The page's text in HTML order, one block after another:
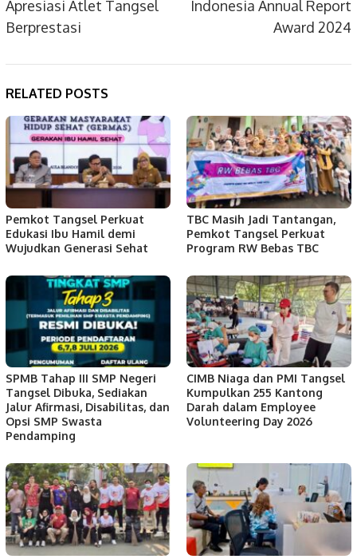
Apresiasi Atlet Tangsel
Berprestasi
Indonesia Annual Report
Award 2024
RELATED POSTS
Pemkot Tangsel Perkuat
Edukasi Ibu Hamil demi
Wujudkan Generasi Sehat
TBC Masih Jadi Tantangan,
Pemkot Tangsel Perkuat
Program RW Bebas TBC
SPMB Tahap III SMP Negeri
Tangsel Dibuka, Sediakan
Jalur Afirmasi, Disabilitas, dan
Opsi SMP Swasta
Pendamping
CIMB Niaga dan PMI Tangsel
Kumpulkan 255 Kantong
Darah dalam Employee
Volunteering Day 2026